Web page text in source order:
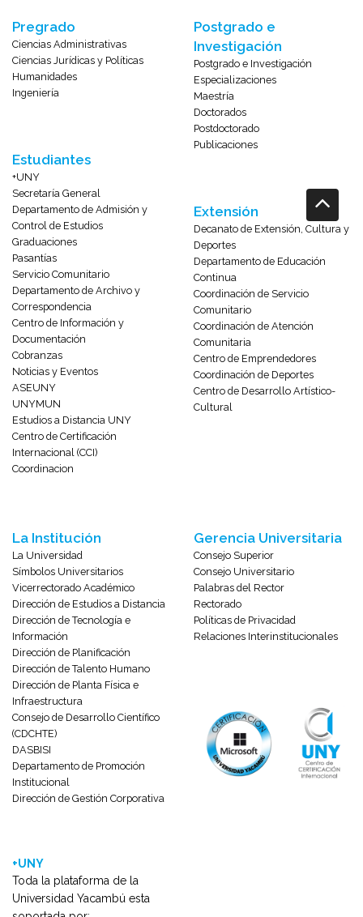
Pregrado
Ciencias Administrativas
Ciencias Jurídicas y Políticas
Humanidades
Ingeniería
Estudiantes
+UNY
Secretaría General
Departamento de Admisión y
Control de Estudios
Graduaciones
Pasantías
Servicio Comunitario
Departamento de Archivo y
Correspondencia
Centro de Información y
Documentación
Cobranzas
Noticias y Eventos
ASEUNY
UNYMUN
Estudios a Distancia UNY
Centro de Certificación
Internacional (CCI)
Coordinacion
Postgrado e
Investigación
Postgrado e Investigación
Especializaciones
Maestría
Doctorados
Postdoctorado
Publicaciones
Extensión
Decanato de Extensión, Cultura y
Deportes
Departamento de Educación
Continua
Coordinación de Servicio
Comunitario
Coordinación de Atención
Comunitaria
Centro de Emprendedores
Coordinación de Deportes
Centro de Desarrollo Artístico-
Cultural
La Institución
La Universidad
Símbolos Universitarios
Vicerrectorado Académico
Dirección de Estudios a Distancia
Dirección de Tecnología e
Información
Dirección de Planificación
Dirección de Talento Humano
Dirección de Planta Física e
Infraestructura
Consejo de Desarrollo Científico
(CDCHTE)
DASBISI
Departamento de Promoción
Institucional
Dirección de Gestión Corporativa
+UNY
Toda la plataforma de la
Universidad Yacambú esta
Gerencia Universitaria
Consejo Superior
Consejo Universitario
Palabras del Rector
Rectorado
Políticas de Privacidad
Relaciones Interinstitucionales